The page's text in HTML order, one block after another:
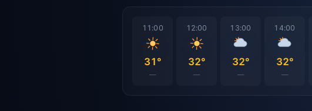
11:00
31°
—
12:00
32°
—
13:00
32°
—
14:00
32°
—